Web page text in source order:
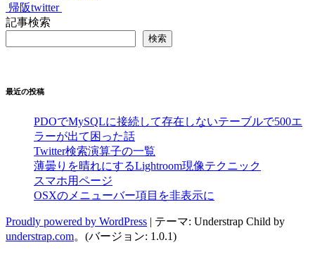
投
稿
ゲ
帰阪twitter
記事検索
検索
最近の投稿
PDOでMySQLに接続して存在しないテーブルで500エ
ラーが出て困った話
Twitter検索演算子の一覧
薄曇りを晴れにするLightroom現像テクニック
スマホ用ページ
OSXのメニューバー項目を非表示に
Proudly powered by WordPress | テーマ: Understrap Child by
understrap.com。(バージョン: 1.0.1)